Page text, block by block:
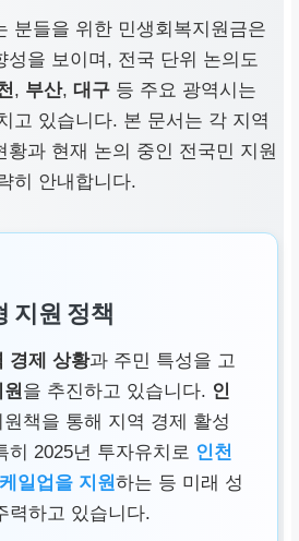
분들을 위한 민생회복지원금은
성을 보이며, 전국 단위 논의도
, 부산, 대구 등 주요 광역시는
고 있습니다. 본 문서는 각 지역
황과 현재 논의 중인 전국민 지원
히 안내합니다.
지원 정책
경제 상황과 주민 특성을 고
을 추진하고 있습니다. 인
책을 통해 지역 경제 활성
히 2025년 투자유치로 인천
일업을 지원 하는 등 미래 성
력하고 있습니다.